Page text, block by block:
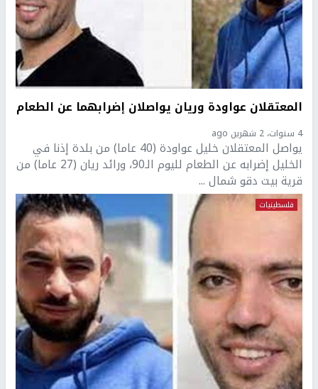
المعتقلان عواودة وريان يواصلان إضرابهما عن الطعام
4 سنوات، 2 شهرين ago
يواصل المعتقلان خليل عواودة (40 عاما) من بلدة إذنا في
الخليل إضرابه عن الطعام لليوم الـ90، ورائد ريان (27 عاما) من
قرية بيت دقو شمال ...
فلسطينيات